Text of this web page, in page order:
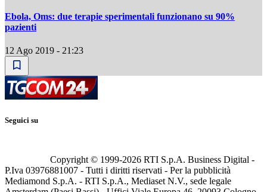
Ebola, Oms: due terapie sperimentali funzionano su 90%
pazienti
12 Ago 2019 - 21:23
Seguici su
Copyright © 1999-2026 RTI S.p.A. Business Digital -
P.Iva 03976881007 - Tutti i diritti riservati - Per la pubblicità
Mediamond S.p.A. - RTI S.p.A., Mediaset N.V., sede legale